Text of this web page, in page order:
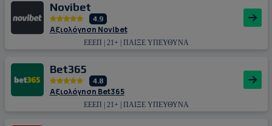
Novibet
4.9
Αξιολόγηση Novibet
ΕΕΕΠ | 21+ | ΠΑΙΞΕ ΥΠΕΥΘΥΝΑ
Bet365
4.8
Αξιολόγηση Bet365
ΕΕΕΠ | 21+ | ΠΑΙΞΕ ΥΠΕΥΘΥΝΑ